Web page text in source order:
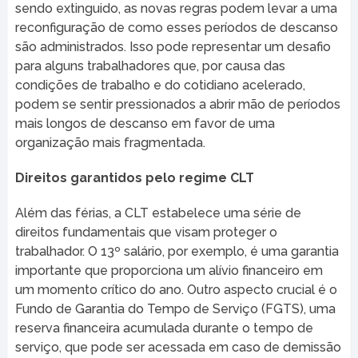
sendo extinguido, as novas regras podem levar a uma
reconfiguração de como esses períodos de descanso
são administrados. Isso pode representar um desafio
para alguns trabalhadores que, por causa das
condições de trabalho e do cotidiano acelerado,
podem se sentir pressionados a abrir mão de períodos
mais longos de descanso em favor de uma
organização mais fragmentada.
Direitos garantidos pelo regime CLT
Além das férias, a CLT estabelece uma série de
direitos fundamentais que visam proteger o
trabalhador. O 13º salário, por exemplo, é uma garantia
importante que proporciona um alívio financeiro em
um momento crítico do ano. Outro aspecto crucial é o
Fundo de Garantia do Tempo de Serviço (FGTS), uma
reserva financeira acumulada durante o tempo de
serviço, que pode ser acessada em caso de demissão